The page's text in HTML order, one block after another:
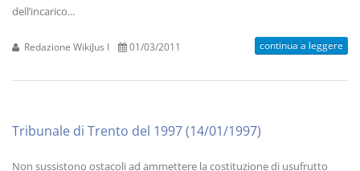
dell’incarico...
Redazione WikiJus I 01/03/2011 continua a leggere
Tribunale di Trento del 1997 (14/01/1997)
Non sussistono ostacoli ad ammettere la costituzione di usufrutto